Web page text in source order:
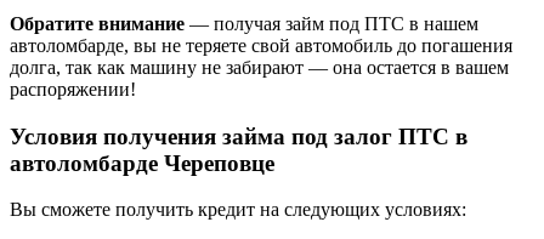
Обратите внимание — получая займ под ПТС в нашем
автоломбарде, вы не теряете свой автомобиль до погашения
долга, так как машину не забирают — она остается в вашем
распоряжении!
Условия получения займа под залог ПТС в
автоломбарде Череповце
Вы сможете получить кредит на следующих условиях: